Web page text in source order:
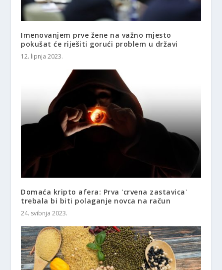
Imenovanjem prve žene na važno mjesto
pokušat će riješiti gorući problem u državi
12. lipnja 2023.
Domaća kripto afera: Prva 'crvena zastavica'
trebala bi biti polaganje novca na račun
24. svibnja 2023.